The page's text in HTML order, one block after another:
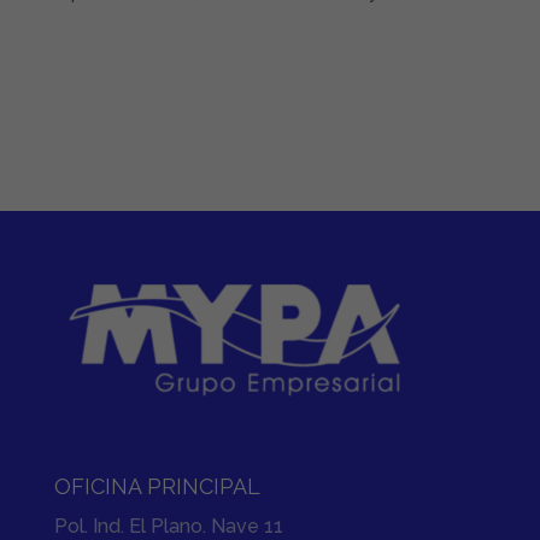
OFICINA PRINCIPAL
Pol. Ind. El Plano. Nave 11